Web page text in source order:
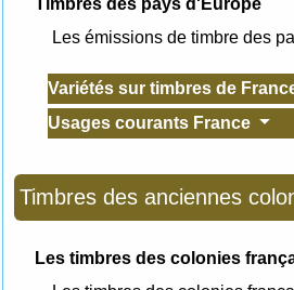
Timbres des pays d'Europe
Les émissions de timbre des
Variétés sur timbres de
Usages courants France
Timbres des anciennes
Les timbres des colonies